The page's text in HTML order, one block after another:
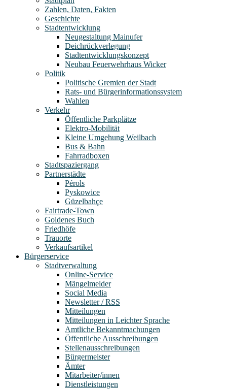
Zahlen, Daten, Fakten
Geschichte
Stadtentwicklung
Neugestaltung Mainufer
Deichrückverlegung
Stadtentwicklungskonzept
Neubau Feuerwehrhaus Wicker
Politik
Politische Gremien der Stadt
Rats- und Bürgerinformationssystem
Wahlen
Verkehr
Öffentliche Parkplätze
Elektro-Mobilität
Kleine Umgehung Weilbach
Bus & Bahn
Fahrradboxen
Stadtspaziergang
Partnerstädte
Pérols
Pyskowice
Güzelbahçe
Fairtrade-Town
Goldenes Buch
Friedhöfe
Trauorte
Verkaufsartikel
Bürgerservice
Stadtverwaltung
Online-Service
Mängelmelder
Social Media
Newsletter / RSS
Mitteilungen
Mitteilungen in Leichter Sprache
Amtliche Bekanntmachungen
Öffentliche Ausschreibungen
Stellenausschreibungen
Bürgermeister
Ämter
Mitarbeiter/innen
Dienstleistungen